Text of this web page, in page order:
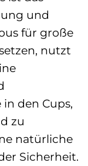
und
für große
nutzt
den Cups,
zu
natürliche
Sicherheit.